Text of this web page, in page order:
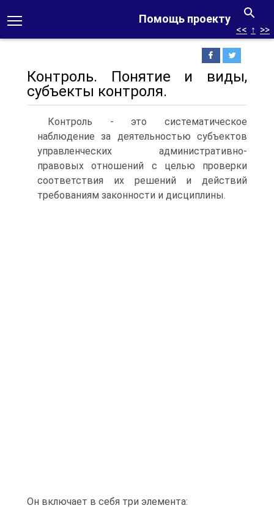
Помощь проекту
<< ↑ >>
Контроль. Понятие и виды,
субъекты контроля.
Контроль - это систематическое
наблюдение за деятельностью субъектов
управленческих административно-
правовых отношений с целью проверки
соответствия их решений и действий
требованиям законности и дисциплины.
Он включает в себя три элемента: